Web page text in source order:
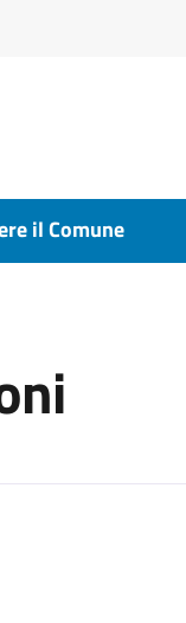
il Comune